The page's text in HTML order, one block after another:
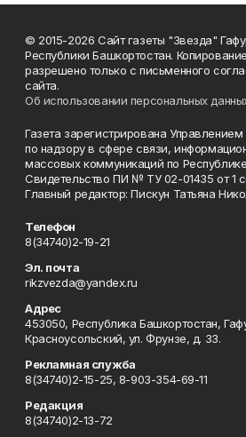
© 2015-2026 Сайт газеты "Звезда"
Республики Башкортостан.
разрешено только с письменного
сайта.
Об использовании персональных
Газета зарегистрирована
по надзору в сфере связи,
массовых коммуникаций по
Свидетельство ПИ № ТУ 02-01435 от 1
Главный редактор: Пискун Татьяна
Телефон
8(34740)2-19-21
Эл. почта
rikzvezda@yandex.ru
Адрес
453050, Республика Башкортостан,
Красноусольский, ул. Фрунзе, д. 33.
Рекламная служба
8(34740)2-15-25, 8-903-354-69-11
Редакция
8(34740)2-13-72